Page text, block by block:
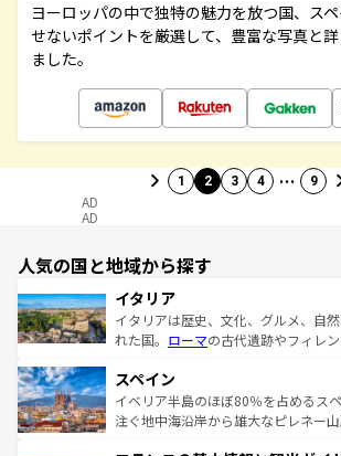
ヨーロッパの中で独特の魅力を放つ国、ス
せないポイントを厳選して、豊富な写真と
ました。
1 2 3 4 … 9
AD
AD
人気の国と地域から探す
イタリア
イタリアは歴史、文化、グルメ、自
れた国。 ローマの古代遺跡やフィレ
ろん、トスカーナの美しい田園風景や
景など、自然景観も見逃せない。観
ピザやパスタなど、絶品のイタリア
スペイン
イベリア半島のほぼ80％を占めるス
注ぐ地中海沿岸から雄大なピレネー